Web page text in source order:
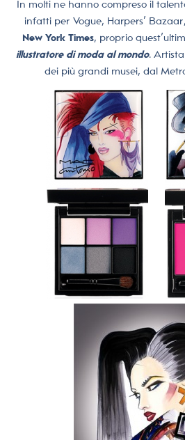
In molti ne hanno compreso il
infatti per Vogue, Harpers’
New York Times, proprio
illustratore di moda al mondo.
dei più grandi musei, dal